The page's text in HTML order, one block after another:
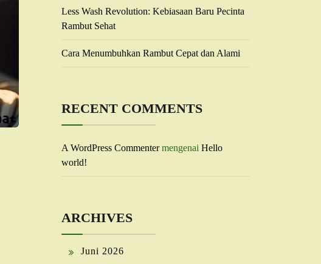
Less Wash Revolution: Kebiasaan Baru Pecinta
Rambut Sehat
Cara Menumbuhkan Rambut Cepat dan Alami
RECENT COMMENTS
A WordPress Commentermengenai Hello
world!
ARCHIVES
Juni 2026